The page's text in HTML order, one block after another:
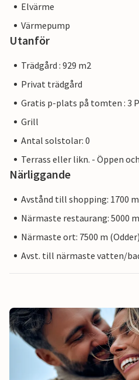
Elvärme
Värmepump
Utanför
Trädgård : 929 m2
Privat trädgård
Gratis p-plats på tomten : 3
Grill
Antal solstolar: 0
Terrass eller likn. - Öppen
Närliggande
Avstånd till shopping: 1700 m
Närmaste restaurang: 5000 m
Närmaste ort: 7500 m (Odder)
Avst. till närmaste vatten/